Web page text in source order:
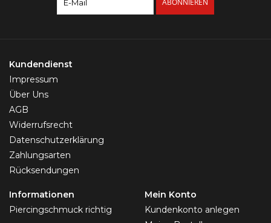
ABONNIEREN
Kundendienst
Impressum
Über Uns
AGB
Widerrufsrecht
Datenschutzerklärung
Zahlungsarten
Rücksendungen
Informationen
Piercingschmuck richtig
Mein Konto
Kundenkonto anlegen